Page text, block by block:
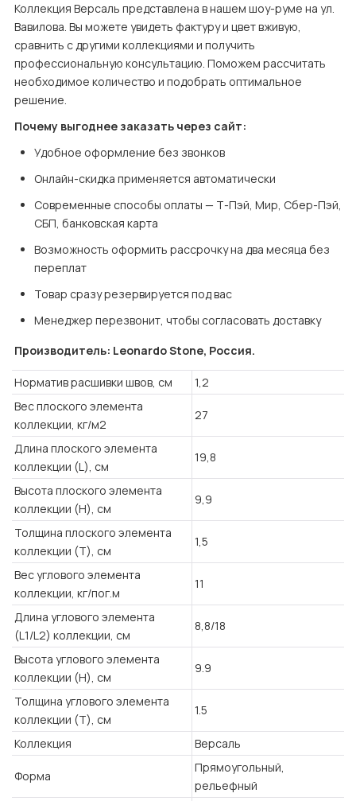
Коллекция Версаль представлена в нашем шоу-руме на ул.
Вавилова. Вы можете увидеть фактуру и цвет вживую,
сравнить с другими коллекциями и получить
профессиональную консультацию. Поможем рассчитать
необходимое количество и подобрать оптимальное
решение.
Почему выгоднее заказать через сайт:
Удобное оформление без звонков
Онлайн-скидка применяется автоматически
Современные способы оплаты — Т-Пэй, Мир, Сбер-Пэй,
СБП, банковская карта
Возможность оформить рассрочку на два месяца без
переплат
Товар сразу резервируется под вас
Менеджер перезвонит, чтобы согласовать доставку
Производитель: Leonardo Stone, Россия.
Норматив расшивки швов, см
1,2
Вес плоского элемента
коллекции, кг/м2
27
Длина плоского элемента
коллекции (L), см
19,8
Высота плоского элемента
коллекции (H), см
9,9
Толщина плоского элемента
коллекции (T), см
1,5
Вес углового элемента
коллекции, кг/пог.м
11
Длина углового элемента
(L1/L2) коллекции, см
8,8/18
Высота углового элемента
коллекции (H), см
9.9
Толщина углового элемента
коллекции (T), см
1.5
Коллекция Версаль
Форма
Прямоугольный,
рельефный